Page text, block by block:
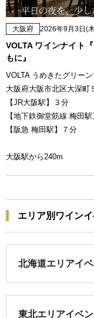
大阪府 2026年9月3日(
VOLTA ワインナイト
もに』
VOLTA うめきたグリー
大阪府大阪市北区大深町
【JR大阪駅】３分
【地下鉄御堂筋線 梅田
【阪急 梅田駅】７分
大阪駅から240m
エリア別ワイン
北海道エリアイ
東北エリアイベ